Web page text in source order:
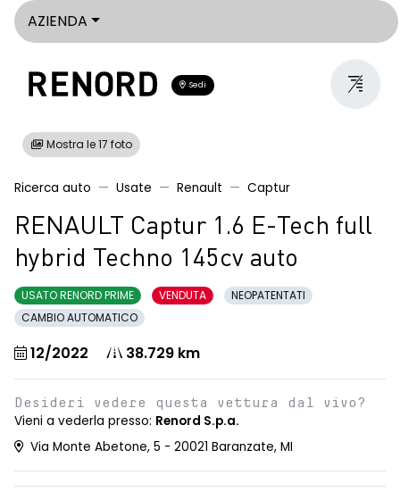
AZIENDA
Sedi
Mostra le 17 foto
Ricerca auto Usate Renault Captur
RENAULT Captur 1.6 E-Tech full
hybrid Techno 145cv auto
USATO RENORD PRIME VENDUTA
NEOPATENTATI
CAMBIO AUTOMATICO
12/2022 38.729 km
Desideri vedere questa vettura dal vivo?
Vieni a vederla presso: Renord S.p.a.
Via Monte Abetone, 5 - 20021 Baranzate, MI